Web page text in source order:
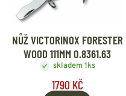
NŮŽ VICTORINOX FORESTER
WOOD 111MM 0.8361.63
skladem 1ks
1790 KČ